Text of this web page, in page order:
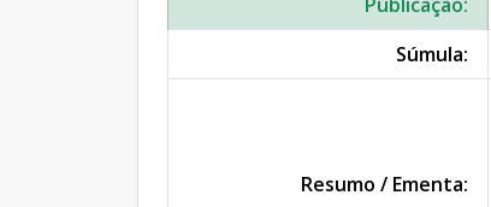
Súmula:
Resumo / Ementa: